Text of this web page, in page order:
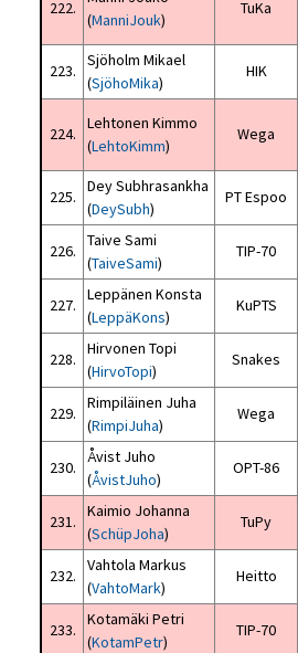
222.
(ManniJouk)
TuKa
223.
Sjöholm Mikael
(SjöhoMika)
HIK
224.
Lehtonen Kimmo
(LehtoKimm)
Wega
225.
Dey Subhrasankha
(DeySubh)
PT Espoo
226.
Taive Sami
(TaiveSami)
TIP-70
227.
Leppänen Konsta
(LeppäKons)
KuPTS
228.
Hirvonen Topi
(HirvoTopi)
Snakes
229.
Rimpiläinen Juha
(RimpiJuha)
Wega
230.
Åvist Juho
(ÅvistJuho)
OPT-86
231.
Kaimio Johanna
(SchüpJoha)
TuPy
232.
Vahtola Markus
(VahtoMark)
Heitto
233.
Kotamäki Petri
(KotamPetr)
TIP-70